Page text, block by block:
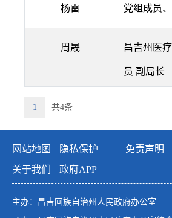
杨雷 党组成员
周晟 昌吉州医
员 副局长
1 共4条
网站地图 隐私保护 免责声明
关于我们
政府APP
主办：昌吉回族自治州人民政府办公室